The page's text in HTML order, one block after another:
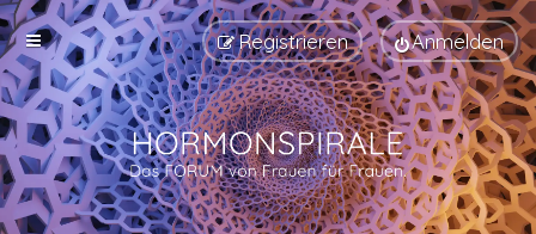
Anmelden
Registrieren